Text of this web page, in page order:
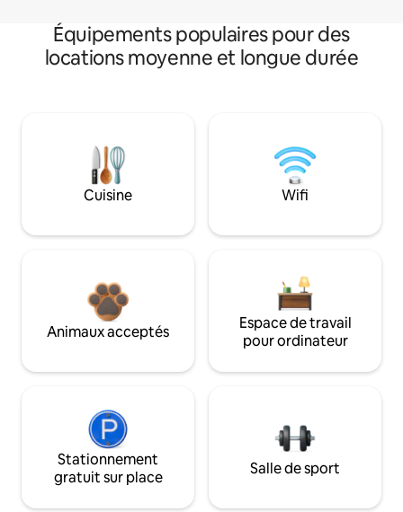
Équipements populaires pour des
locations moyenne et longue durée
Cuisine Wifi
Animaux acceptés
Espace de travail
pour ordinateur
Stationnement
gratuit sur place
Salle de sport